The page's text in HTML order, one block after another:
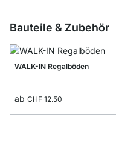
Bauteile & Zubehör
WALK-IN Regalböden
ab CHF 12.50